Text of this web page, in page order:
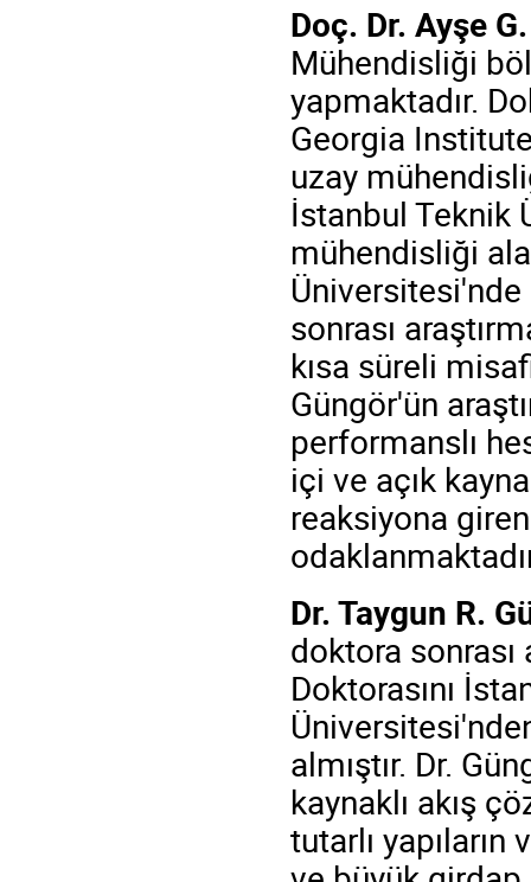
Doç. Dr. Ayşe
Mühendisliği
yapmaktadır.
Georgia
uzay
İstanbul Teknik
mühendisliği
sonrası
kısa süreli
Güngör'ün
performanslı
içi ve açık
reaksiyona
Dr. Taygun R.
doktora sonrası
Doktorasını
almıştır. Dr.
kaynaklı akış
tutarlı yapıların